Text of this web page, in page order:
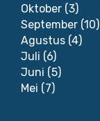
Oktober (3)
September (10)
Agustus (4)
Juli (6)
Juni (5)
Mei (7)